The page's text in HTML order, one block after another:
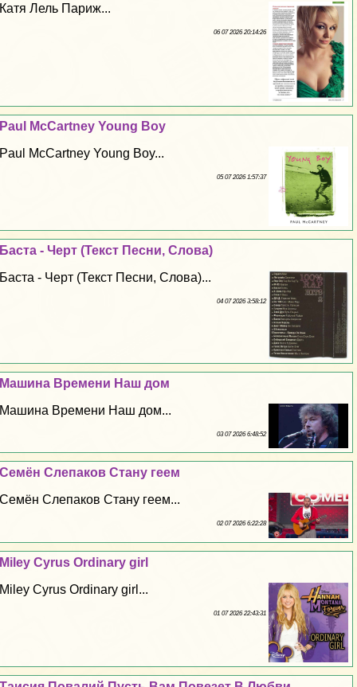
Катя Лель Париж...
06 07 2026 20:14:26
Paul McCartney Young Boy
Paul McCartney Young Boy...
05 07 2026 1:57:37
Баста - Черт (Текст Песни, Слова)
Баста - Черт (Текст Песни, Слова)...
04 07 2026 3:58:12
Машина Времени Наш дом
Машина Времени Наш дом...
03 07 2026 6:48:52
Семён Слепаков Стану геем
Семён Слепаков Стану геем...
02 07 2026 6:22:28
Miley Cyrus Ordinary girl
Miley Cyrus Ordinary girl...
01 07 2026 22:43:31